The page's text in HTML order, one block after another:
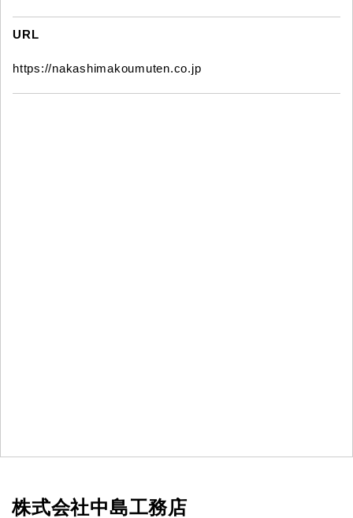
URL
https://nakashimakoumuten.co.jp
株式会社中島工務店